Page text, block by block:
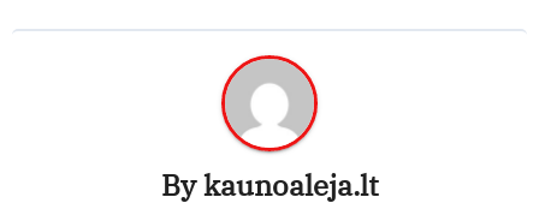
Bykaunoaleja.lt